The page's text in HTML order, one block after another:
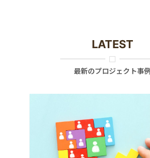
LATEST
最新のプロジェクト事例